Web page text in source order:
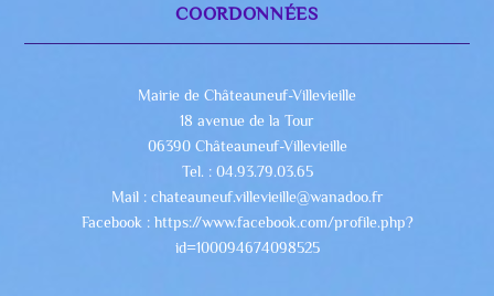
COORDONNÉES
Mairie de Châteauneuf-Villevieille
18 avenue de la Tour
06390 Châteauneuf-Villevieille
Tel. : 04.93.79.03.65
Mail : chateauneuf.villevieille@wanadoo.fr
Facebook : https://www.facebook.com/profile.php?
id=100094674098525